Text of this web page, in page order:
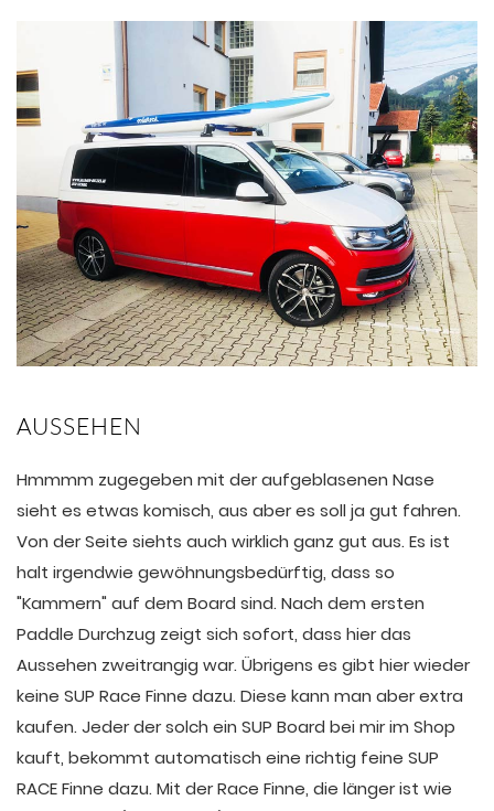
AUSSEHEN
Hmmmm zugegeben mit der aufgeblasenen Nase
sieht es etwas komisch, aus aber es soll ja gut fahren.
Von der Seite siehts auch wirklich ganz gut aus. Es ist
halt irgendwie gewöhnungsbedürftig, dass so
"Kammern" auf dem Board sind. Nach dem ersten
Paddle Durchzug zeigt sich sofort, dass hier das
Aussehen zweitrangig war. Übrigens es gibt hier wieder
keine SUP Race Finne dazu. Diese kann man aber extra
kaufen. Jeder der solch ein SUP Board bei mir im Shop
kauft, bekommt automatisch eine richtig feine SUP
RACE Finne dazu. Mit der Race Finne, die länger ist wie